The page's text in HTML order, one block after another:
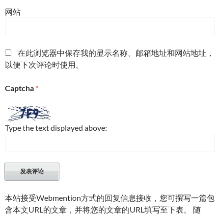
网站
在此浏览器中保存我的显示名称、邮箱地址和网站地址，
以便下次评论时使用。
Captcha *
Type the text displayed above:
本站接受Webmention方式的回复信息接收，您可撰写一篇包
含本文URL的文章，并将您的文章的URL填写至下表。 随